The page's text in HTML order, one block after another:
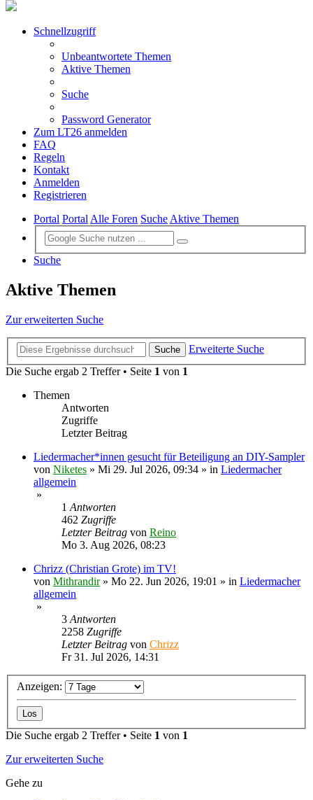
Schnellzugriff
Unbeantwortete Themen
Aktive Themen
Suche
Password Generator
Zum LT26 anmelden
FAQ
Regeln
Kontakt
Anmelden
Registrieren
Portal PortalAlle Foren SucheAktive Themen
Suche
Aktive Themen
Zur erweiterten Suche
Suche
Erweiterte Suche
Die Suche ergab 2 Treffer • Seite 1 von 1
Themen
Antworten
Zugriffe
Letzter Beitrag
Liedermacher*innen gesucht für Beteiligung an DIY-Sampler
von Niketes » Mi 29. Jul 2026, 09:34 » in Liedermacher
allgemein
»
1Antworten
462 Zugriffe
Letzter Beitrag von Reino
Mo 3. Aug 2026, 08:23
Chrizz (Christian Grote) im TV!
von Mithrandir» Mo 22. Jun 2026, 19:01 » in Liedermacher
allgemein
»
3Antworten
2258 Zugriffe
Letzter Beitrag von Chrizz
Fr 31. Jul 2026, 14:31
Anzeigen:
Die Suche ergab 2 Treffer • Seite 1 von 1
Zur erweiterten Suche
Gehe zu